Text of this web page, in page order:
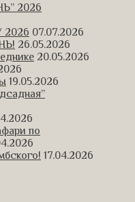
2026
07.07.2026
26.05.2026
20.05.2026
19.05.2026
по
17.04.2026